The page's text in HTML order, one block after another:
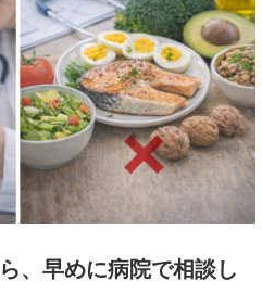
、早めに病院で相談し